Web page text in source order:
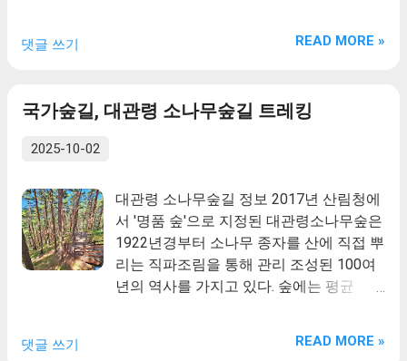
지대의 풍력발전기를 배경으로 색다른 사
안반처럼 우묵하면서도 널찍한 지형이 있
어 안반데기라고 불리게 되었습니다. 산이
말합니다. 경사가 가팔라서 기계농이 불가
능하므로 농부의 힘이 고스란히 들어간 곳
입니다.
코스에서는 일출을 감상할 수 있는 일출전
습니다. 안반데기 마을은 해발 1100m 고산
밭이 곧 산이다. ‘안반’은 떡메로 반죽을 내
리칠 때 쓰는 오목하고 넓은 통나무 받침판
을, ‘데기’는 평평한 땅을 말합니다. 경사가
가팔라서 기계농이 불가능하므로 농부의
힘이 고스란히 들어간 곳입니다.
댓글 쓰기 READ MORE »
국가숲길, 대관령 소나무숲길 트레킹
2025-10-02
대관령 소나무숲길 정보 2017년 산림청에
서 '명품 숲'으로 지정된 대관령소나무숲은
1922년경부터 소나무 종자를 산에 직접 뿌
리는 직파조림을 통해 관리 조성된 100여
년의 역사를 가지고 있다. 숲에는 평균
의 면적에 해당하는 울창한 숲이다. 잘 자
댓글 쓰기 READ MORE »